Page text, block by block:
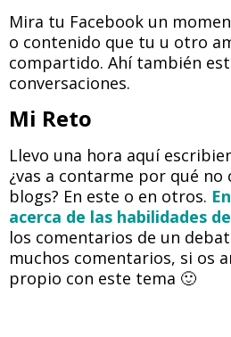
Mira tu Facebook un
o contenido que tu u otro
compartido. Ahí también
conversaciones.
Mi Reto
Llevo una hora aquí
¿vas a contarme por qué no
blogs? En este o en otros.
acerca de las habilidades
los comentarios de un
muchos comentarios, si os
propio con este tema 🙂